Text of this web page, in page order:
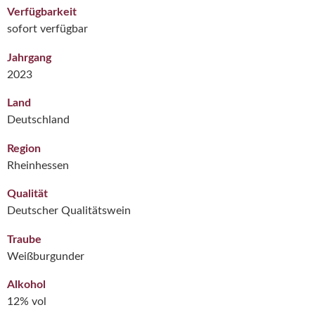
Verfügbarkeit
sofort verfügbar
Jahrgang
2023
Land
Deutschland
Region
Rheinhessen
Qualität
Deutscher Qualitätswein
Traube
Weißburgunder
Alkohol
12% vol